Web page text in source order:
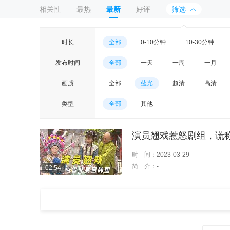
相关性 最热 最新 好评 筛选
时长 全部 0-10分钟 10-30分钟
发布时间 全部 一天 一周 一月
画质 全部 蓝光 超清 高清
类型 全部 其他
02:54
演员翘戏惹怒剧组，谎
时 间： 2023-03-29
简 介： -